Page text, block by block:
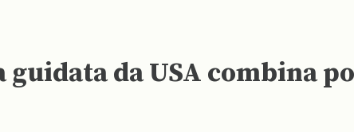
da USA combina